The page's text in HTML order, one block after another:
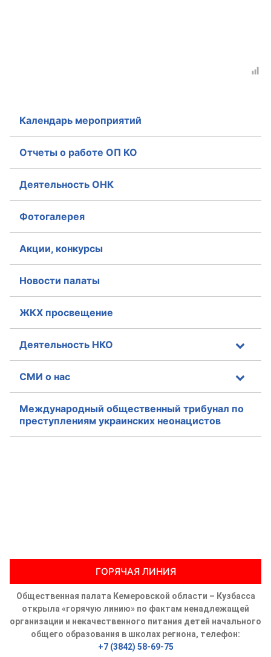
Календарь мероприятий
Отчеты о работе ОП КО
Деятельность ОНК
Фотогалерея
Акции, конкурсы
Новости палаты
ЖКХ просвещение
Деятельность НКО
СМИ о нас
Международный общественный трибунал по
преступлениям украинских неонацистов
ГОРЯЧАЯ ЛИНИЯ
Общественная палата Кемеровской области – Кузбасса
открыла «горячую линию» по фактам ненадлежащей
организации и некачественного питания детей начального
общего образования в школах региона, телефон:
+7 (3842) 58-69-75